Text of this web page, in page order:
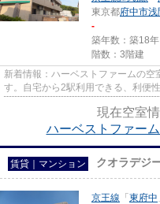
東京都府中市浅
-
築年数：築18年
階数：3階建
新着情報：ハーベストファームの
す。自宅から2駅利用できる、利便
現在空室
ハーベストファー
賃貸｜マンション クオラデジ
京王線 「 東府中